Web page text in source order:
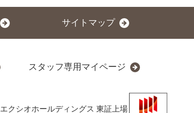
サイトマップ
スタッフ専用マイページ
エクシオホールディングス 東証上場